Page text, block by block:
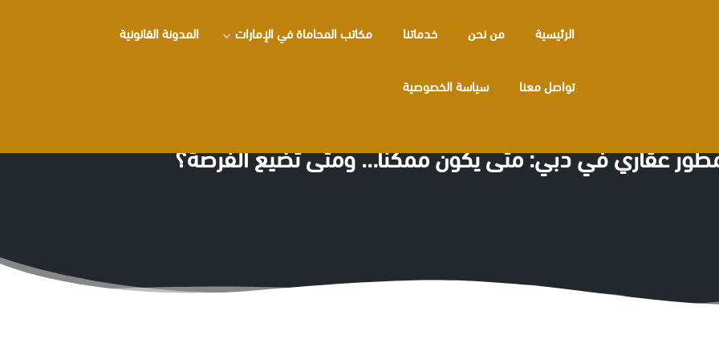
الرئيسية من نحن خدماتنا مكاتب المحاماة في الإمارات المدونة القانونية
تواصل معنا سياسة الخصوصية
مطور عقاري في دبي: متى يكون ممكنًا… ومتى تضيع الفرصة؟